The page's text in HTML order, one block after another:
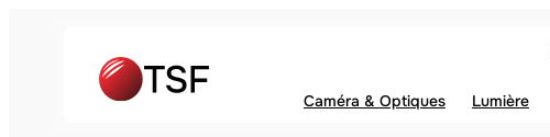
Caméra & Optiques Lumière